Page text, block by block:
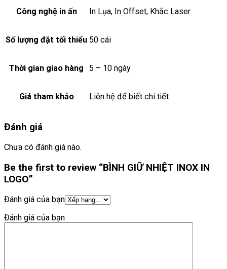
Công nghệ in ấn In Lụa, In Offset, Khắc Laser
Số lượng đặt tối thiểu 50 cái
Thời gian giao hàng 5 – 10 ngày
Giá tham khảo Liên hệ để biết chi tiết
Đánh giá
Chưa có đánh giá nào.
Be the first to review “BÌNH GIỮ NHIỆT INOX IN
LOGO”
Đánh giá của bạn
Đánh giá của bạn